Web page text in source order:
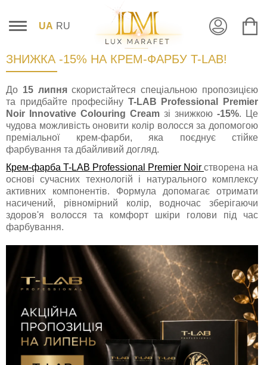
UA RU
ЗНИЖКА -15% НА КРЕМ-ФАРБУ T-LAB!
До 15 липняскористайтеся спеціальною пропозицією
та придбайте професійну T-LAB Professional Premier
Noir Innovative Colouring Cream зі знижкою -15%. Це
чудова можливість оновити колір волосся за допомогою
преміальної крем-фарби, яка поєднує стійке
фарбування та дбайливий догляд.
Крем-фарба T-LAB Professional Premier Noir створена на
основі сучасних технологій і натурального комплексу
активних компонентів. Формула допомагає отримати
насичений, рівномірний колір, водночас зберігаючи
здоров'я волосся та комфорт шкіри голови під час
фарбування.